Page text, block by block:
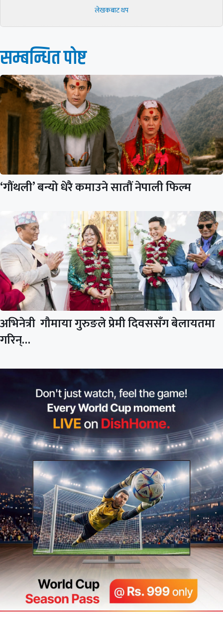
लेखकबाट थप
सम्बन्धित पाेष्ट
‘गौंथली’ बन्यो धेरै कमाउने सातौं नेपाली फिल्म
अभिनेत्री गौमाया गुरुङले प्रेमी दिवससँग बेलायतमा
गरिन्…